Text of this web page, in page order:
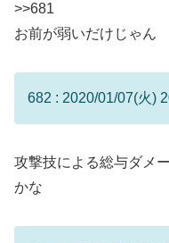
>>681
お前が弱いだけじゃん
682 : 2020/01/07(火)
攻撃技による総与ダメ
かな